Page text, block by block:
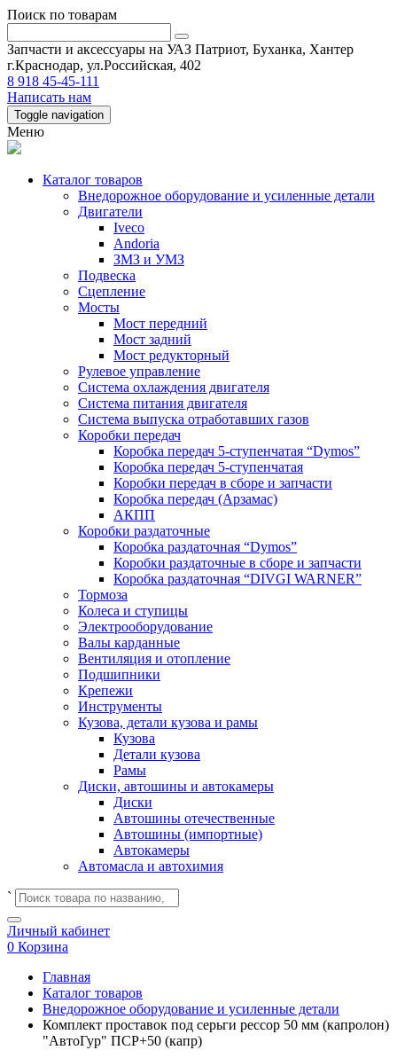
Поиск по товарам
Запчасти и аксессуары на УАЗ Патриот, Буханка, Хантер
г.Краснодар, ул.Российская, 402
8 918 45-45-111
Написать нам
Toggle navigation
Меню
Каталог товаров
Внедорожное оборудование и усиленные детали
Двигатели
Iveco
Andoria
ЗМЗ и УМЗ
Подвеска
Сцепление
Мосты
Мост передний
Мост задний
Мост редукторный
Рулевое управление
Система охлаждения двигателя
Система питания двигателя
Система выпуска отработавших газов
Коробки передач
Коробка передач 5-ступенчатая “Dymos”
Коробка передач 5-ступенчатая
Коробки передач в сборе и запчасти
Коробка передач (Арзамас)
АКПП
Коробки раздаточные
Коробка раздаточная “Dymos”
Коробки раздаточные в сборе и запчасти
Коробка раздаточная “DIVGI WARNER”
Тормоза
Колеса и ступицы
Электрооборудование
Валы карданные
Вентиляция и отопление
Подшипники
Крепежи
Инструменты
Кузова, детали кузова и рамы
Кузова
Детали кузова
Рамы
Диски, автошины и автокамеры
Диски
Автошины отечественные
Автошины (импортные)
Автокамеры
Автомасла и автохимия
`
Личный кабинет
0 Корзина
Главная
Каталог товаров
Внедорожное оборудование и усиленные детали
Комплект проставок под серьги рессор 50 мм (капролон)
"АвтоГур" ПСР+50 (капр)